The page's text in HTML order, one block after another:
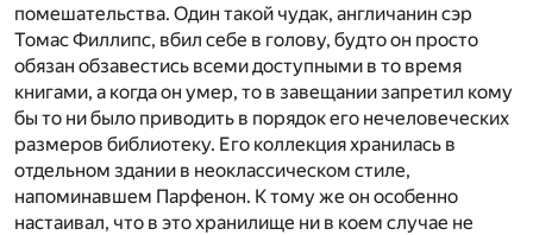
помешательства. Один такой чудак, англичанин сэр
Томас Филлипс, вбил себе в голову, будто он просто
обязан обзавестись всеми доступными в то время
книгами, а когда он умер, то в завещании запретил кому
бы то ни было приводить в порядок его нечеловеческих
размеров библиотеку. Его коллекция хранилась в
отдельном здании в неоклассическом стиле,
напоминавшем Парфенон. К тому же он особенно
настаивал, что в это хранилище ни в коем случае не